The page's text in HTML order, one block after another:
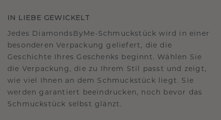
IN LIEBE GEWICKELT
Jedes DiamondsByMe-Schmuckstück wird in einer
besonderen Verpackung geliefert, die die
Geschichte Ihres Geschenks beginnt. Wählen Sie
die Verpackung, die zu Ihrem Stil passt und zeigt,
wie viel Ihnen an dem Schmuckstück liegt. Sie
werden garantiert beeindrucken, noch bevor das
Schmuckstück selbst glänzt.